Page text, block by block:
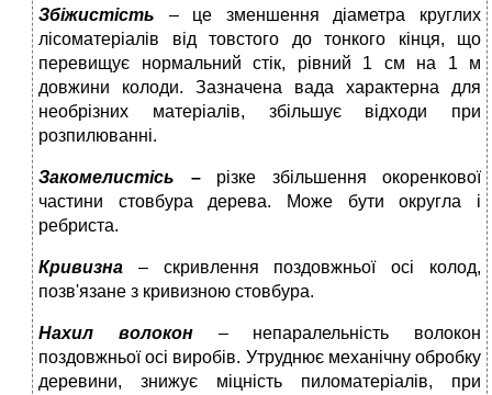
Збіжистість – це зменшення діаметра круглих
лісоматеріалів від товстого до тонкого кінця, що
перевищує нормальний стік, рівний 1 см на 1 м
довжини колоди. Зазначена вада характерна для
необрізних матеріалів, збільшує відходи при
розпилюванні.
Закомелистісь –різке збільшення окоренкової
частини стовбура дерева. Може бути округла і
ребриста.
Кривизна – скривлення поздовжньої осі колод,
позв'язане з кривизною стовбура.
Нахил волокон– непаралельність волокон
поздовжньої осі виробів. Утруднює механічну обробку
деревини, знижує міцність пиломатеріалів, при